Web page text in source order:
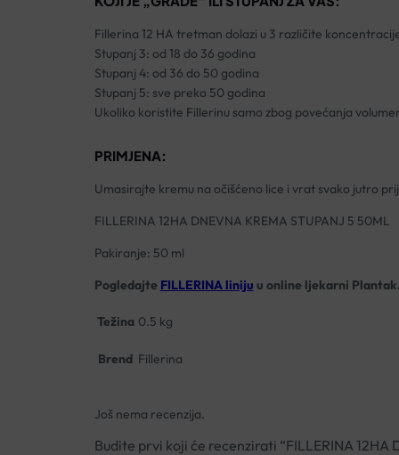
Fillerina 12 HA tretman dolazi u 3 različite
Stupanj 3: od 18 do 36 godina
Stupanj 4: od 36 do 50 godina
Stupanj 5: sve preko 50 godina
Ukoliko koristite Fillerinu samo zbog povećanja
PRIMJENA:
Umasirajte kremu na očišćeno lice i vrat svako jutro
FILLERINA 12HA DNEVNA KREMA STUPANJ 5 50ML
Pakiranje: 50 ml
Pogledajte FILLERINA liniju u online ljekarni
Težina 0.5 kg
Brend Fillerina
Još nema recenzija.
Budite prvi koji će recenzirati “FILLERINA 12HA